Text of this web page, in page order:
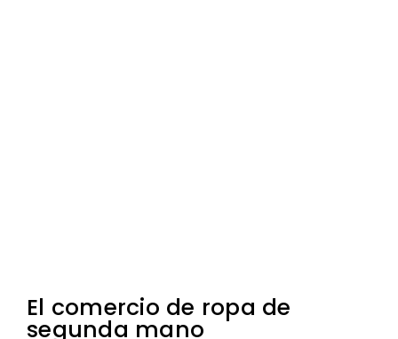
El comercio de ropa de
segunda mano